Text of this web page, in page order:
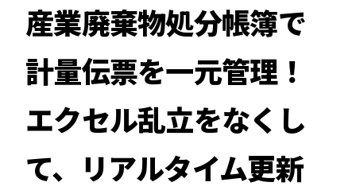
産業廃棄物処分帳簿で
計量伝票を一元管理！
エクセル乱立をなくし
て、リアルタイム更新